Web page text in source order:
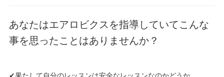
あなたはエアロビクスを指導していてこんな
事を思ったことはありませんか？
✔果たして自分のレッスンは安全なレッスンなのかどうか。